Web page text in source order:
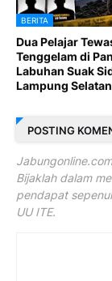
BERITA
Dua Pelajar
Tenggelam di
Labuhan Suak
Lampung Selatan
POSTING
Bijaklah dalam
pendapat
UU ITE.